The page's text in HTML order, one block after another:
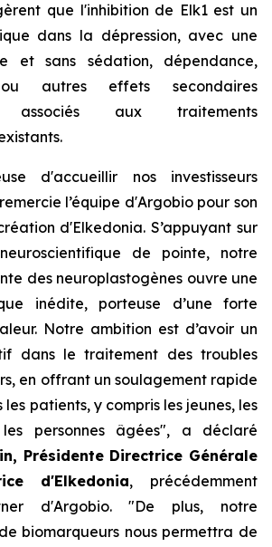
que l'inhibition de Elk1 est un
dans la dépression, avec une
et sans sédation, dépendance,
ou autres effets secondaires
associés aux traitements
d'accueillir nos investisseurs
l’équipe d'Argobio pour son
d'Elkedonia. S’appuyant sur
de pointe, notre
des neuroplastogènes ouvre une
inédite, porteuse d’une forte
Notre ambition est d’avoir un
dans le traitement des troubles
en offrant un soulagement rapide
patients, y compris les jeunes, les
personnes âgées", a déclaré
Présidente Directrice Générale
d'Elkedonia, précédemment
d'Argobio. "De plus, notre
biomarqueurs nous permettra de